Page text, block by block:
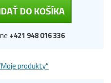
DO KOŠÍKA
+421 948 016 336
produkty”